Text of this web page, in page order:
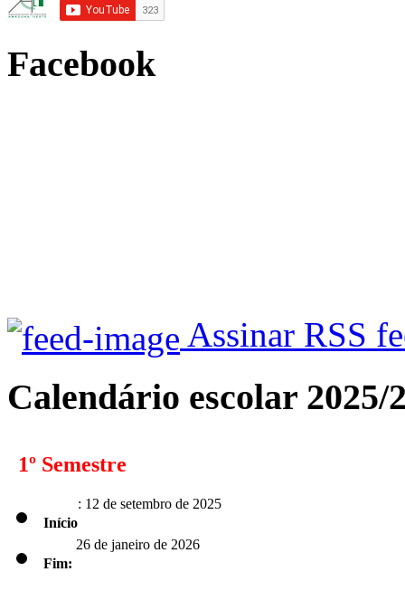
Facebook
Assinar RSS
Calendário escolar 2025/
1º Semestre
Início: 12 de setembro de 2025
Fim: 26 de janeiro de 2026